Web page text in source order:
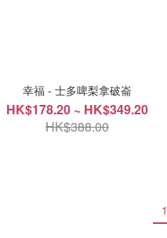
幸福 - 士多啤梨拿破崙
HK$178.20 ~ HK$349.20
HK$388.00
1